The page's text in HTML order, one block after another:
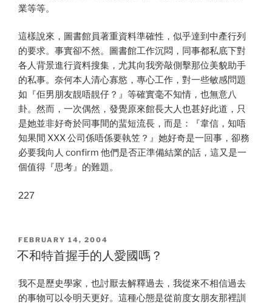
業等等。
這樣說來，圖書館員著重資料準確性，似乎達到中產行列
的要求。事實卻不然。圖書館工作沉悶，同事都私底下對
各人背景進行資料搜集，尤其向我旁敲側擊那位美貌助手
的私事。奈何本人清心寡慾，專心工作，對一些敏感問題
如『佢男朋友靚唔靚仔？』等確實毫不知情，也無意八
卦。然而，一次偶然，發覺原來館長大人也甚好此道，只
是她並非好奇於同事間的蜚短流長，而是：『韋信，知唔
知果間 XXX 公司係唔係要執笠？』她好奇是一回事，卻務
必要我向人 confirm 他們是否正準備結業的話，這又是一
個值得『思考』的難題。
227
POSTED
ON
FEBRUARY 14, 2004
不和特首握手的人愛國嗎？
我不是歷史學家，也討厭去解釋過去，我從來不相信過去
的事物可以令明天更好。這種心態是從前度女朋友那裡訓